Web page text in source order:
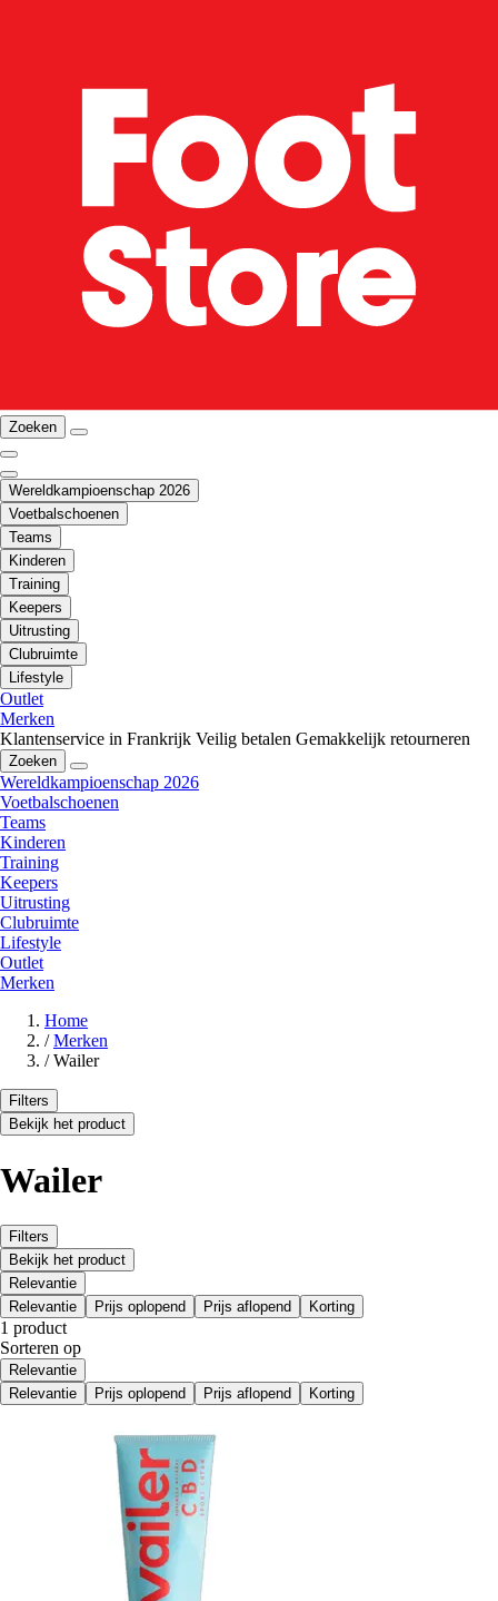
Zoeken
Wereldkampioenschap 2026
Voetbalschoenen
Teams
Kinderen
Training
Keepers
Uitrusting
Clubruimte
Lifestyle
Outlet
Merken
Klantenservice in Frankrijk Veilig betalen Gemakkelijk retourneren
Zoeken
Wereldkampioenschap 2026
Voetbalschoenen
Teams
Kinderen
Training
Keepers
Uitrusting
Clubruimte
Lifestyle
Outlet
Merken
Home
/ Merken
/ Wailer
Filters
Bekijk het product
Wailer
Filters
Bekijk het product
Relevantie
Relevantie
Prijs oplopend Prijs aflopend Korting
1 product
Sorteren op
Relevantie
Relevantie
Prijs oplopend Prijs aflopend Korting